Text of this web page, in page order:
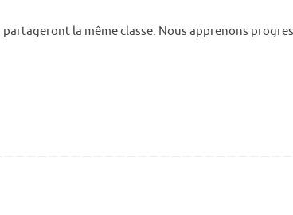
partageront la même classe. Nous apprenons